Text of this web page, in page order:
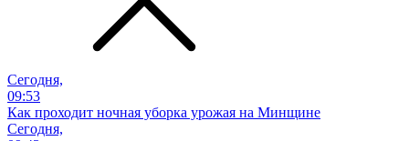
Сегодня,
09:53
Как проходит ночная уборка урожая на Минщине
Сегодня,